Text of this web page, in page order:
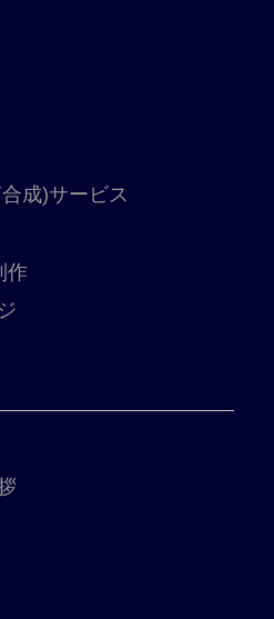
成)サービス
作